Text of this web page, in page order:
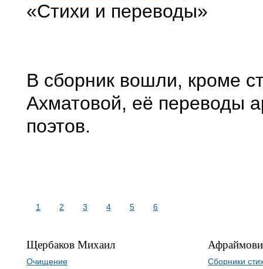
«Стихи и переводы»
В сборник вошли, кроме
Ахматовой, её переводы
поэтов.
1 2 3 4 5 6
Щербаков Михаил
Очищение
Сборники